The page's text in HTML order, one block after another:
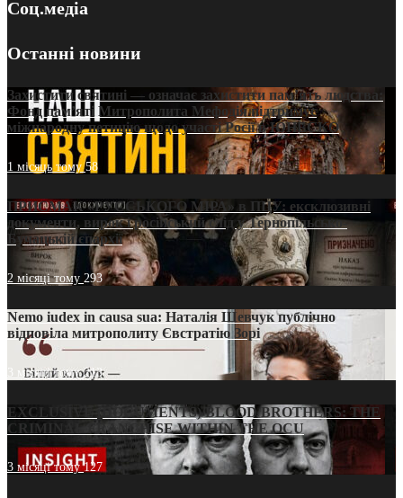
Соц.медіа
Останні новини
Захистити святині — означає захистити пам’ять людства:
Фонд пам’яті Митрополита Мефодія підтримує
міжнародну петицію щодо участі Росії в ЮНЕСКО
1 місяць тому58
ПРИСМАК «РУССЬКОГО МІРА» в ПЦУ: ексклюзивні
документи, вирок і російський слід у Тернопільсько-
Бучацькій єпархії
2 місяці тому 293
Nemo iudex in causa sua: Наталія Шевчук публічно
відповіла митрополиту Євстратію Зорі
3 місяці тому213
EXCLUSIVE (DOCUMENTS)/BLOOD BROTHERS: THE
CRIMINAL FRANCHISE WITHIN THE OCU
3 місяці тому127